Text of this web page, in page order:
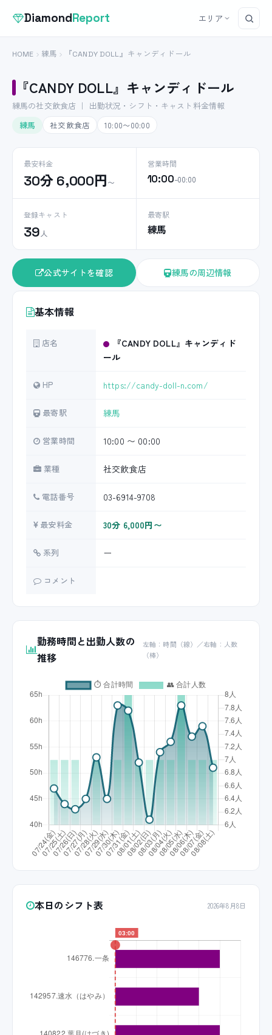
DiamondReport エリア
HOME 練馬 『CANDY DOLL』キャンディドール
『CANDY DOLL』キャンディドール
練馬の社交飲食店 ｜ 出勤状況・シフト・キャスト料金情報
練馬
社交飲食店 10:00〜00:00
最安料金
30分 6,000円〜
営業時間
10:00–00:00
登録キャスト
39 人
最寄駅
練馬
公式サイトを確認 練馬の周辺情報
基本情報
店名
『CANDY DOLL』キャンディド
ール
HP https://candy-doll-n.com/
最寄駅 練馬
営業時間 10:00 〜 00:00
業種 社交飲食店
電話番号 03-6914-9708
最安料金 30分 6,000円〜
系列 ー
コメント
勤務時間と出勤人数の
推移
左軸：時間（線）／右軸：人数
（棒）
本日のシフト表 2026年8月8日